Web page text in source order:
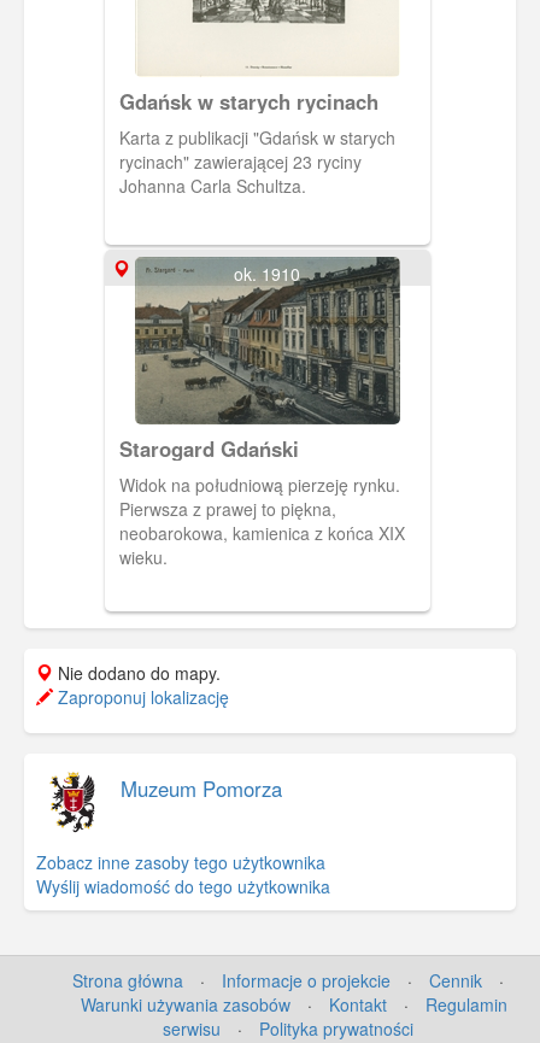
Gdańsk w starych rycinach
Karta z publikacji "Gdańsk w starych
rycinach" zawierającej 23 ryciny
Johanna Carla Schultza.
ok. 1910
Starogard Gdański
Widok na południową pierzeję rynku.
Pierwsza z prawej to piękna,
neobarokowa, kamienica z końca XIX
wieku.
Nie dodano do mapy.
Zaproponuj lokalizację
Muzeum Pomorza
Zobacz inne zasoby tego użytkownika
Wyślij wiadomość do tego użytkownika
Strona główna · Informacje o projekcie · Cennik
·
Warunki używania zasobów
· Kontakt ·
Regulamin
serwisu
· Polityka prywatności